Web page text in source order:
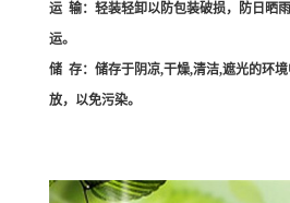
运 输：轻装轻卸以防包装破损，防日晒
运。
储 存：储存于阴凉,干燥,清洁,遮光的环
放，以免污染。